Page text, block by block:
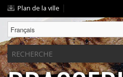
Plan de la ville |
Chercher
par